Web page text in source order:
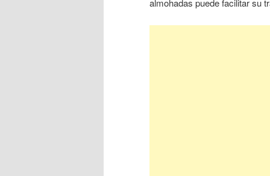
almohadas puede facilitar su